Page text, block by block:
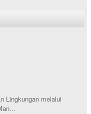
Lingkungan melalui